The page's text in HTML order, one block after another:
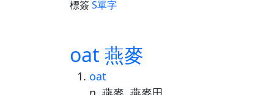
標簽 S單字
oat 燕麥
oat